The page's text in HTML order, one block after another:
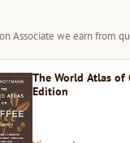
Associate we earn from
The World Atlas of
Edition